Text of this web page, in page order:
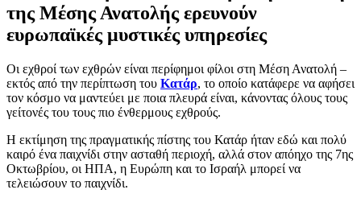
της Μέσης Ανατολής ερευνούν
ευρωπαϊκές μυστικές υπηρεσίες
Οι εχθροί των εχθρών είναι περίφημοι φίλοι στη Μέση Ανατολή –
εκτός από την περίπτωση του Κατάρ, το οποίο κατάφερε να αφήσει
τον κόσμο να μαντεύει με ποια πλευρά είναι, κάνοντας όλους τους
γείτονές του τους πιο ένθερμους εχθρούς.
Η εκτίμηση της πραγματικής πίστης του Κατάρ ήταν εδώ και πολύ
καιρό ένα παιχνίδι στην ασταθή περιοχή, αλλά στον απόηχο της 7ης
Οκτωβρίου, οι ΗΠΑ, η Ευρώπη και το Ισραήλ μπορεί να
τελειώσουν το παιχνίδι.